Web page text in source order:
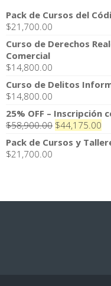
Pack de Cursos del
$21,700.00
Curso de Derechos
Comercial
$14,800.00
Curso de Delitos
$14,800.00
25% OFF – Inscripción
$58,900.00 El
original
$44,175.00
Pack de Cursos y
$21,700.00